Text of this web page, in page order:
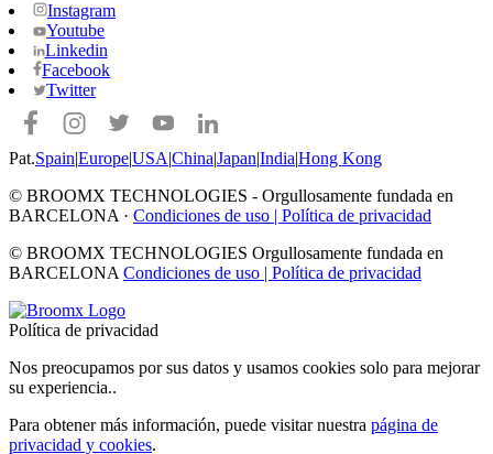
Instagram
Youtube
Linkedin
Facebook
Twitter
Pat.Spain|Europe|USA|China|Japan|India|Hong Kong
© BROOMX TECHNOLOGIES - Orgullosamente fundada en
BARCELONA · Condiciones de uso | Política de privacidad
© BROOMX TECHNOLOGIES Orgullosamente fundada en
BARCELONA Condiciones de uso | Política de privacidad
Política de privacidad
Nos preocupamos por sus datos y usamos cookies solo para mejorar
su experiencia..
Para obtener más información, puede visitar nuestra página de
privacidad y cookies.